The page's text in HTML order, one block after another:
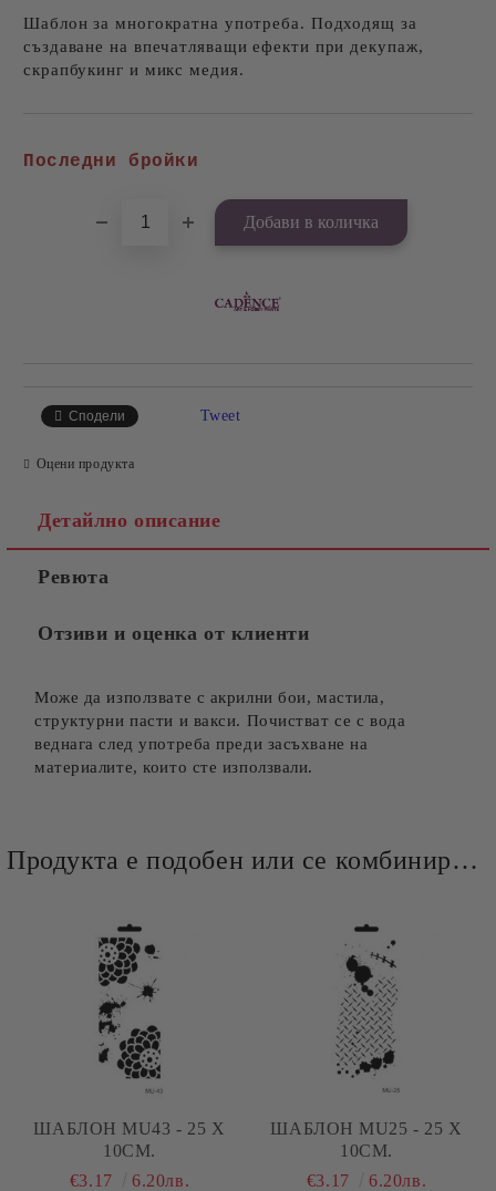
Шаблон за многократна употреба. Подходящ за
създаване на впечатляващи ефекти при декупаж,
скрапбукинг и микс медия.
Последни бройки
Сподели Tweet
Оцени продукта
Детайлно описание
Ревюта
Отзиви и оценка от клиенти
Може да използвате с акрилни бои, мастила,
структурни пасти и вакси. Почистват се с вода
веднага след употреба преди засъхване на
материалите, които сте използвали.
Продукта е подобен или се комбинира добре и със следните продукти :
ШАБЛОН MU43 - 25 Х
10СМ.
€3.17
6.20лв.
ШАБЛОН MU25 - 25 Х
10СМ.
€3.17
6.20лв.